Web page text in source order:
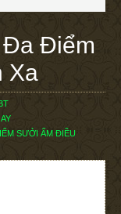
Đa Điểm
Xa
SƯỞI ẤM ĐIỀU